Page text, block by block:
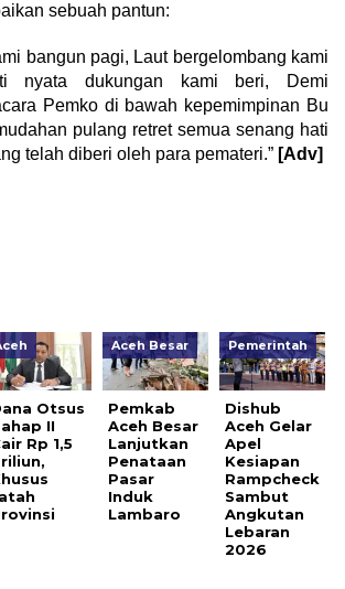
sebuah pantun:
bangun pagi, Laut bergelombang kami
nyata dukungan kami beri, Demi
Pemko di bawah kepemimpinan Bu
pulang retret semua senang hati
telah diberi oleh para pemateri.” [Adv]
Otsus
II
Rp 1,5
Aceh Besar
Pemkab
Aceh Besar
Lanjutkan
Penataan
Pasar
Induk
Lambaro
Pemerintah
Dishub
Aceh Gelar
Apel
Kesiapan
Rampcheck
Sambut
Angkutan
Lebaran
2026